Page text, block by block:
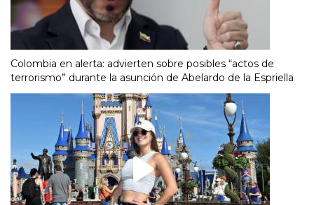
Colombia en alerta: advierten sobre posibles “actos de
terrorismo” durante la asunción de Abelardo de la Espriella